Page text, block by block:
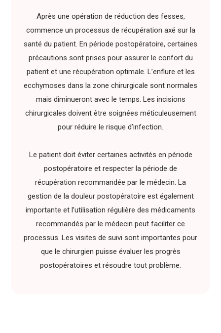
Après une opération de réduction des fesses,
commence un processus de récupération axé sur la
santé du patient. En période postopératoire, certaines
précautions sont prises pour assurer le confort du
patient et une récupération optimale. L’enflure et les
ecchymoses dans la zone chirurgicale sont normales
mais diminueront avec le temps. Les incisions
chirurgicales doivent être soignées méticuleusement
pour réduire le risque d’infection.
Le patient doit éviter certaines activités en période
postopératoire et respecter la période de
récupération recommandée par le médecin. La
gestion de la douleur postopératoire est également
importante et l’utilisation régulière des médicaments
recommandés par le médecin peut faciliter ce
processus. Les visites de suivi sont importantes pour
que le chirurgien puisse évaluer les progrès
postopératoires et résoudre tout problème.